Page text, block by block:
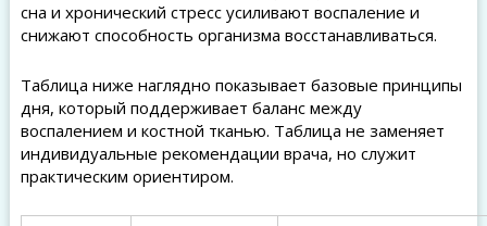
сна и хронический стресс усиливают воспаление и
снижают способность организма восстанавливаться.
Таблица ниже наглядно показывает базовые принципы
дня, который поддерживает баланс между
воспалением и костной тканью. Таблица не заменяет
индивидуальные рекомендации врача, но служит
практическим ориентиром.